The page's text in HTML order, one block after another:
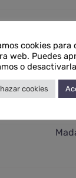
N/D
N/D
cookies
web. Puedes
o
cookies